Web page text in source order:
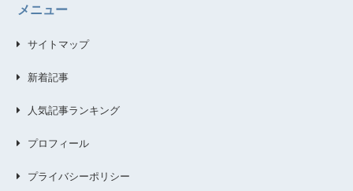
メニュー
サイトマップ
新着記事
人気記事ランキング
プロフィール
プライバシーポリシー